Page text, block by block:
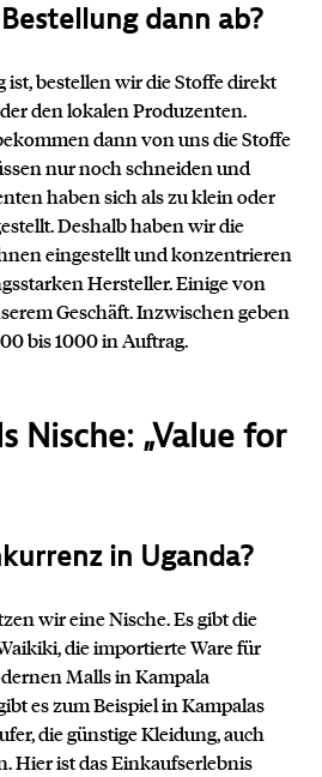
dann ab?
ist, bestellen wir die Stoffe direkt
den lokalen Produzenten.
dann von uns die Stoffe
nur noch schneiden und
haben sich als zu klein oder
Deshalb haben wir die
eingestellt und konzentrieren
Hersteller. Einige von
Geschäft. Inzwischen geben
bis 1000 in Auftrag.
Nische: „Value for
in Uganda?
wir eine Nische. Es gibt die
die importierte Ware für
Malls in Kampala
es zum Beispiel in Kampalas
die günstige Kleidung, auch
Hier ist das Einkaufserlebnis